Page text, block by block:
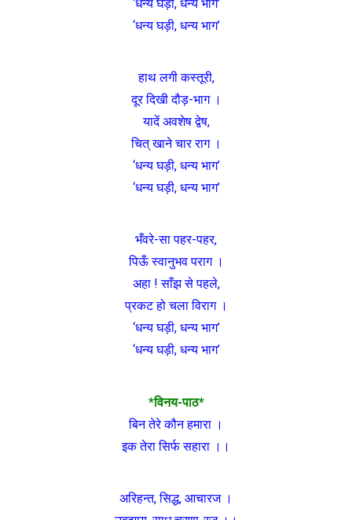
‘धन्य घड़ी, धन्य भाग’
‘धन्य घड़ी, धन्य भाग’
हाथ लगी कस्तूरी,
दूर दिखी दौड़-भाग ।
यादें अवशेष द्वेष,
चित् खाने चार राग ।
‘धन्य घड़ी, धन्य भाग’
‘धन्य घड़ी, धन्य भाग’
भँवरे-सा पहर-पहर,
पिऊँ स्वानुभव पराग ।
अहा ! साँझ से पहले,
प्रकट हो चला विराग ।
‘धन्य घड़ी, धन्य भाग’
‘धन्य घड़ी, धन्य भाग’
*विनय-पाठ*
बिन तेरे कौन हमारा ।
इक तेरा सिर्फ सहारा ।।
अरिहन्त, सिद्ध, आचारज ।